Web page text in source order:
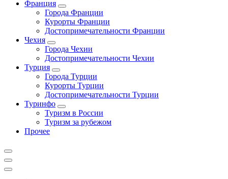
Франция
Города Франции
Курорты Франции
Достопримечательности Франции
Чехия
Города Чехии
Достопримечательности Чехии
Турция
Города Турции
Курорты Турции
Достопримечательности Турции
Туринфо
Туризм в России
Туризм за рубежом
Прочее